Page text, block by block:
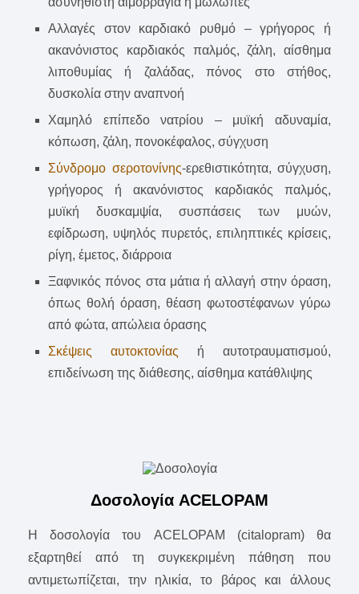
Αλλαγές στον καρδιακό ρυθμό – γρήγορος ή
ακανόνιστος καρδιακός παλμός, ζάλη, αίσθημα
λιποθυμίας ή ζαλάδας, πόνος στο στήθος,
δυσκολία στην αναπνοή
Χαμηλό επίπεδο νατρίου – μυϊκή αδυναμία,
κόπωση, ζάλη, πονοκέφαλος, σύγχυση
Σύνδρομο σεροτονίνης-ερεθιστικότητα, σύγχυση,
γρήγορος ή ακανόνιστος καρδιακός παλμός,
μυϊκή δυσκαμψία, συσπάσεις των μυών,
εφίδρωση, υψηλός πυρετός, επιληπτικές κρίσεις,
ρίγη, έμετος, διάρροια
Ξαφνικός πόνος στα μάτια ή αλλαγή στην όραση,
όπως θολή όραση, θέαση φωτοστέφανων γύρω
από φώτα, απώλεια όρασης
Σκέψεις αυτοκτονίας ή αυτοτραυματισμού,
επιδείνωση της διάθεσης, αίσθημα κατάθλιψης
Δοσολογία ACELOPAM
Η δοσολογία του ACELOPAM (citalopram) θα
εξαρτηθεί από τη συγκεκριμένη πάθηση που
αντιμετωπίζεται, την ηλικία, το βάρος και άλλους